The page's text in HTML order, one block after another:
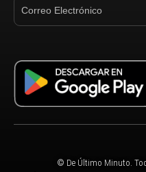
© De Último Minuto.